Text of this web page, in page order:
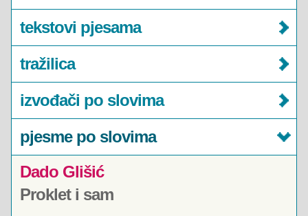
tekstovi pjesama
tražilica
izvođači po slovima
pjesme po slovima
Dado Glišić
Proklet i sam